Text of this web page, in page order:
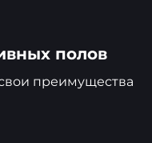
полов
преимущества